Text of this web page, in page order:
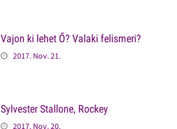
Vajon ki lehet Ő? Valaki felismeri?
2017. Nov. 21.
Sylvester Stallone, Rockey
2017. Nov. 20.